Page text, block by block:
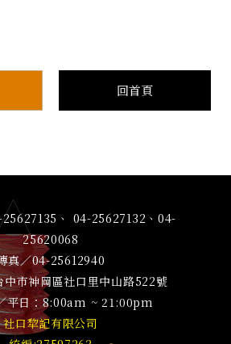
回首頁
、 04-25627132、04-
25620068
真／04-25612940
中市神岡區社口里中山路522號
平日：8:00am ~ 21:00pm
社口犂記有限公司